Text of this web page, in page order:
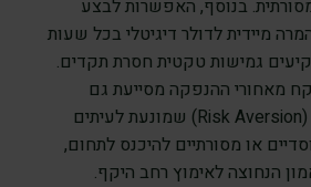
בנוסף, האפשרות לבצע
מיידית לדולר דיגיטלי בכל שעות
גמישות טקטית חסרת תקדים.
מאחורי ההנפקה מסייעת גם
בנטרול הטיית הסיכון (Risk Aversion) שמונעת לעיתים
או מסורתיים להיכנס לתחום,
הנחוצה לאימוץ רחב היקף.